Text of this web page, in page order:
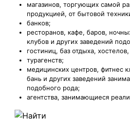
магазинов, торгующих самой
продукцией, от бытовой
банков;
ресторанов, кафе, баров,
клубов и других заведений
гостиниц, баз отдыха,
турагенств;
медицинских центров, фитнес
бань и других заведений
подобного рода;
агентства, занимающиеся